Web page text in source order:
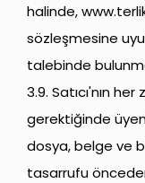
halinde,
sözleşmesine
talebinde bulunma
3.9. Satıcı'nın
gerektiğinde
dosya, belge ve
tasarrufu